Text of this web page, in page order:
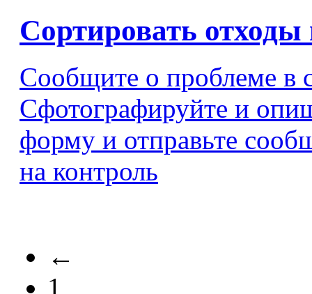
Сортировать отходы
Сообщите о проблеме в
Сфотографируйте и
форму и отправьте
на контроль
←
1